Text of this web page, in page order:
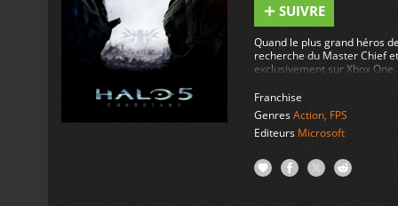
SUIVRE
Quand le plus grand héros
recherche du Master Chief
exclusivement sur Xbox One.
Franchise
GenresAction, FPS
Editeurs Microsoft